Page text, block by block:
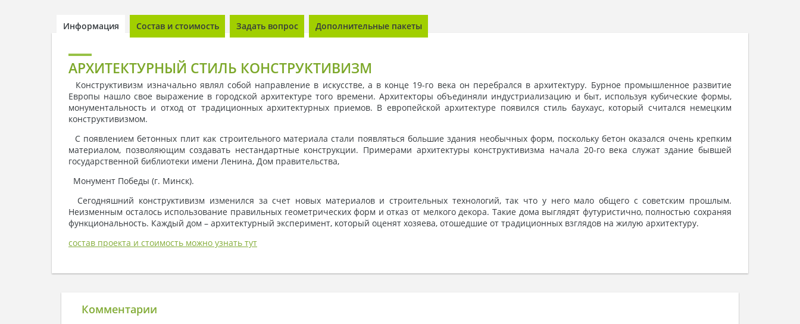
Информация Состав и стоимость Задать вопрос Дополнительные пакеты
АРХИТЕКТУРНЫЙ СТИЛЬ КОНСТРУКТИВИЗМ
Конструктивизм изначально являл собой направление в искусстве, а в конце 19-го века он перебрался в архитектуру. Бурное промышленное развитие
Европы нашло свое выражение в городской архитектуре того времени. Архитекторы объединяли индустриализацию и быт, используя кубические формы,
монументальность и отход от традиционных архитектурных приемов. В европейской архитектуре появился стиль баухаус, который считался немецким
конструктивизмом.
С появлением бетонных плит как строительного материала стали появляться большие здания необычных форм, поскольку бетон оказался очень крепким
материалом, позволяющим создавать нестандартные конструкции. Примерами архитектуры конструктивизма начала 20-го века служат здание бывшей
государственной библиотеки имени Ленина, Дом правительства,
Монумент Победы (г. Минск).
Сегодняшний конструктивизм изменился за счет новых материалов и строительных технологий, так что у него мало общего с советским прошлым.
Неизменным осталось использование правильных геометрических форм и отказ от мелкого декора. Такие дома выглядят футуристично, полностью сохраняя
функциональность. Каждый дом – архитектурный эксперимент, который оценят хозяева, отошедшие от традиционных взглядов на жилую архитектуру.
состав проекта и стоимость можно узнать тут
Комментарии